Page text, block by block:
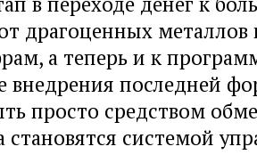
драгоценных металлов
а теперь и к
внедрения последней
просто средством
становятся системой